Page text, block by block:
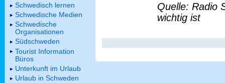
Quelle: Radio
wichtig ist
Schwedisch lernen
Schwedische Medien
Schwedische
Organisationen
Südschweden
Tourist Information
Büros
Unterkunft im Urlaub
Urlaub in Schweden